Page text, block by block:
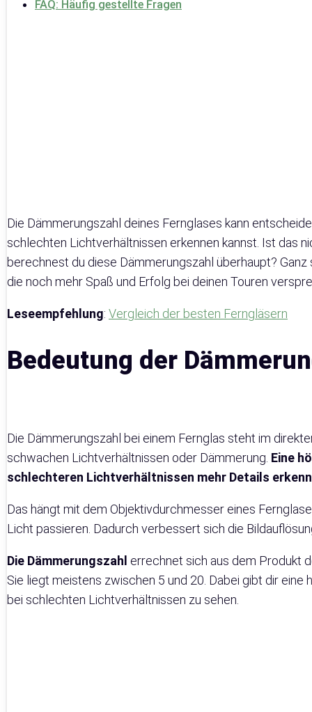
FAQ: Häufig gestellte Fragen
Die Dämmerungszahl deines Fernglases kann
schlechten Lichtverhältnissen erkennen kannst. Ist das
berechnest du diese Dämmerungszahl überhaupt?
die noch mehr Spaß und Erfolg bei deinen Touren
Leseempfehlung: Vergleich der besten Ferngläsern
Bedeutung der
Die Dämmerungszahl bei einem Fernglas steht im
schwachen Lichtverhältnissen oder Dämmerung. Eine
schlechteren Lichtverhältnissen mehr Details
Das hängt mit dem Objektivdurchmesser eines
Licht passieren. Dadurch verbessert sich die
Die Dämmerungszahl errechnet sich aus dem Produkt
Sie liegt meistens zwischen 5 und 20. Dabei gibt dir
bei schlechten Lichtverhältnissen zu sehen.